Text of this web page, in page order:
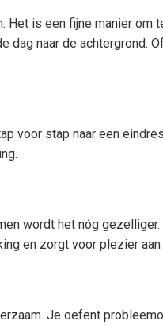
Het is een fijne manier
dag naar de
voor stap naar een
wordt het nóg
en zorgt voor plezier
Je oefent